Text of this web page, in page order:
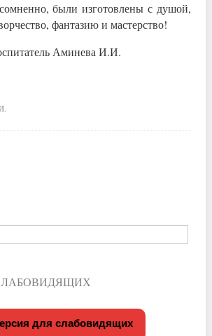
были изготовлены с душой,
фантазию и мастерство!
Аминева И.И.
.
для слабовидящих